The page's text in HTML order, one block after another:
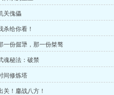
关傀儡
杀给你看！
一份倔犟，那一份桀骜
魂秘法：破禁
间修炼塔
关！鏖战八方！